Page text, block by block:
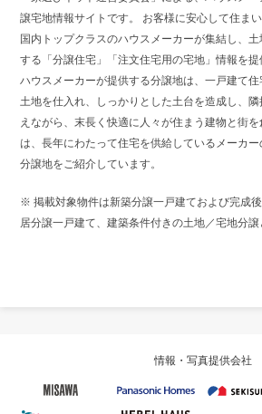
譲宅地情報サイトです。 お客様に安心して住ま
国内トップクラスのハウスメーカーが集結し、
する「分譲住宅」「注文住宅用の宅地」情報を提
ハウスメーカーが提供する分譲地は、一戸建て
土地を仕入れ、しっかりとした土台を造成し、
えながら、末長く快適に人々が住まう建物と街
は、長年にわたって住宅を供給しているメーカ
分譲地をご紹介しています。
※ 掲載対象物件は新築分譲一戸建ておよび完成
居分譲一戸建て、建築条件付きの土地／宅地分譲
情報・写真提供会社